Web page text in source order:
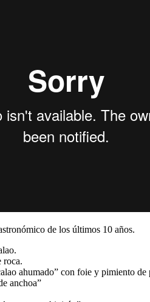
de los últimos 10 años.
roca.
ahumado” con foie y pimiento
anchoa”